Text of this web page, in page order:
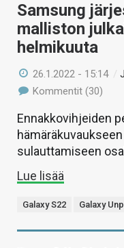
Samsung
malliston
helmikuuta
26.1.2022 - 15:14 /
Kommentit (30)
Ennakkovihjeiden
sulauttamiseen
Lue lisää
Galaxy S22 Galaxy